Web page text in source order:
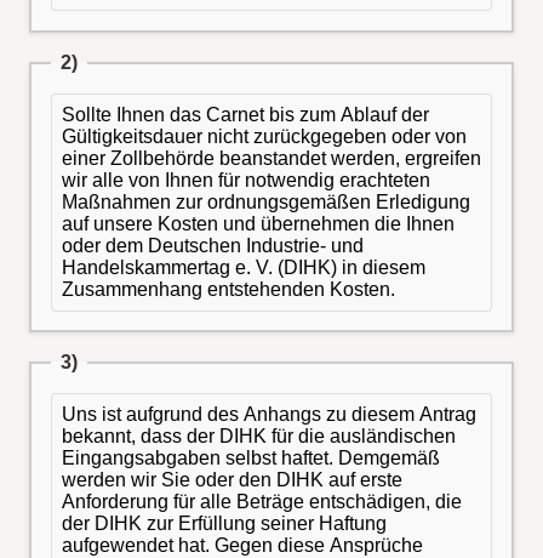
2)
Sollte Ihnen das Carnet bis zum Ablauf der
Gültigkeitsdauer nicht zurückgegeben oder von
einer Zollbehörde beanstandet werden, ergreifen
wir alle von Ihnen für notwendig erachteten
Maßnahmen zur ordnungsgemäßen Erledigung
auf unsere Kosten und übernehmen die Ihnen
oder dem Deutschen Industrie- und
Handelskammertag e. V. (DIHK) in diesem
Zusammenhang entstehenden Kosten.
3)
Uns ist aufgrund des Anhangs zu diesem Antrag
bekannt, dass der DIHK für die ausländischen
Eingangsabgaben selbst haftet. Demgemäß
werden wir Sie oder den DIHK auf erste
Anforderung für alle Beträge entschädigen, die
der DIHK zur Erfüllung seiner Haftung
aufgewendet hat. Gegen diese Ansprüche